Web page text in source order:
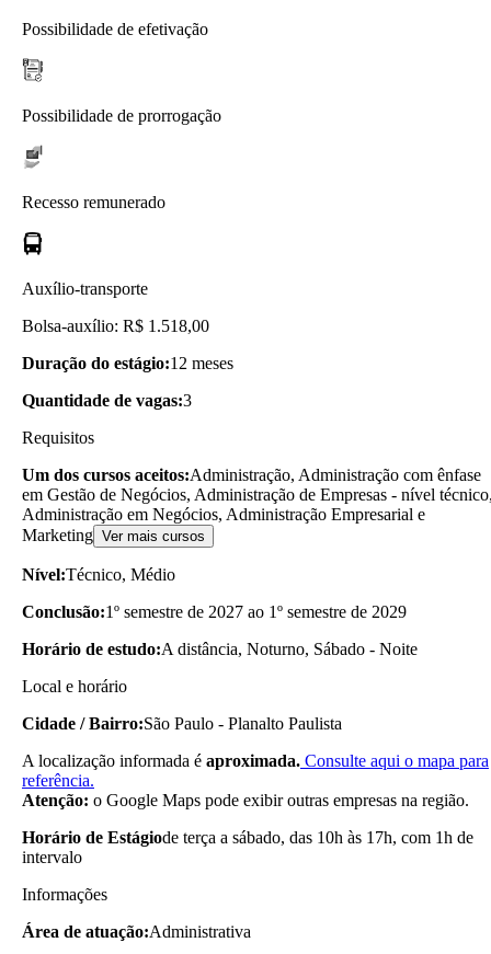
Possibilidade de efetivação
Possibilidade de prorrogação
Recesso remunerado
Auxílio-transporte
Bolsa-auxílio: R$ 1.518,00
Duração do estágio:12 meses
Quantidade de vagas:3
Requisitos
Um dos cursos aceitos:Administração, Administração com ênfase
em Gestão de Negócios, Administração de Empresas - nível
Administração em Negócios, Administração Empresarial e
Marketing Ver mais cursos
Nível:Técnico, Médio
Conclusão:1º semestre de 2027 ao 1º semestre de 2029
Horário de estudo:A distância, Noturno, Sábado - Noite
Local e horário
Cidade / Bairro:São Paulo - Planalto Paulista
A localização informada é aproximada. Consulte aqui o mapa para
referência.
Atenção: o Google Maps pode exibir outras empresas na região.
Horário de Estágiode terça a sábado, das 10h às 17h, com 1h de
intervalo
Informações
Área de atuação:Administrativa